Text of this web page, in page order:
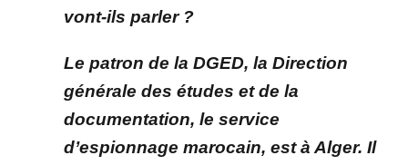
vont-ils parler ?
Le patron de la DGED, la Direction
générale des études et de la
documentation, le service
d’espionnage marocain, est à Alger. Il